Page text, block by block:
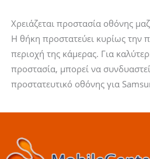
Χρειάζεται προστασία οθόνης
Η θήκη προστατεύει κυρίως την
περιοχή της κάμερας. Για
προστασία, μπορεί να
προστατευτικό οθόνης για